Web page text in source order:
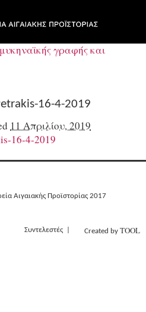
γραφής και
16-4-2019
11 Απριλίου, 2019
16-4-2019
Αιγαιακής Προϊστορίας 2017
Συντελεστές Created by TOOL